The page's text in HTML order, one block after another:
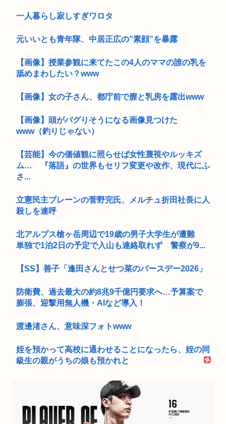
一人暮らし寂しすぎワロタ
元いいとも青年隊、中居正広の”素顔”を暴露
【画像】授業参観に来てたこの4人のママの誰の乳を
舐めまわしたい？www
【画像】女の子さん、都庁前で膣と乳房を露出www
【画像】頭がバグりそうになる画像見つけた
www（釣りじゃない）
【芸能】今の価値観に照らせば女性蔑視やルッキズ
ム… 『落語』の世界もセリフ変更や改作、現代にふ
さ...
立憲民主ブレーンの菅野完氏、メルチュ折田社長に人
殺しを連呼
北アルプス槍ヶ岳周辺で19歳の男子大学生が遭難
単独で1泊2日の予定で入山も連絡取れず 警察が9...
【SS】善子「逢田さんとせつ菜のバースデー2026」
防衛費、過去最大の約8兆9千億円要求へ…予算案で
膨張、迎撃用無人機・AIなど導入！
渡邊渚さん、意味深フォトwww
姪を預かって高校に通わせることになったら、姪の同
級生の親がうちの娘も預かれと